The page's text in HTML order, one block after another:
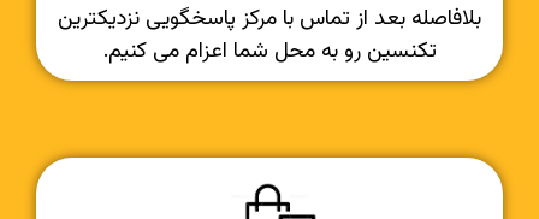
بلافاصله بعد از تماس با مرکز پاسخگویی نزدیکترین
تکنسین رو به محل شما اعزام می کنیم.